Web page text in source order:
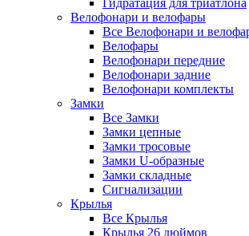
Гидратация для триатлона
Велофонари и велофары
Все Велофонари и
Велофары
Велофонари передние
Велофонари задние
Велофонари комплекты
Замки
Все Замки
Замки цепные
Замки тросовые
Замки U-образные
Замки складные
Сигнализации
Крылья
Все Крылья
Крылья 26 дюймов